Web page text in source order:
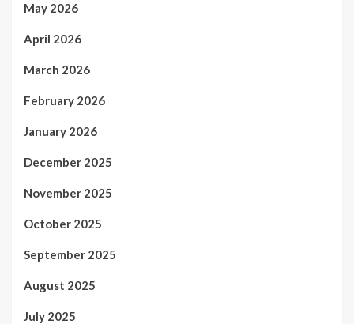
May 2026
April 2026
March 2026
February 2026
January 2026
December 2025
November 2025
October 2025
September 2025
August 2025
July 2025